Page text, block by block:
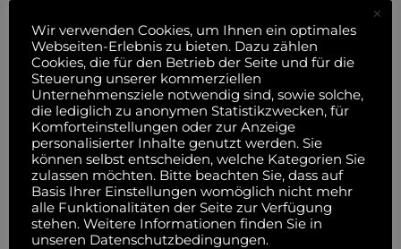
Geschenkset: 200ml
Flachmann mit Trichter,
Etui aus Leder für vier
Schnapsgläser in einer
Holzkiste in rustikaler Optik
Wir verwenden Cookies, um Ihnen ein optimales
Webseiten-Erlebnis zu bieten. Dazu zählen
Cookies, die für den Betrieb der Seite und für die
Steuerung unserer kommerziellen
Unternehmensziele notwendig sind, sowie solche,
die lediglich zu anonymen Statistikzwecken, für
Komforteinstellungen oder zur Anzeige
personalisierter Inhalte genutzt werden. Sie
können selbst entscheiden, welche Kategorien Sie
zulassen möchten. Bitte beachten Sie, dass auf
Basis Ihrer Einstellungen womöglich nicht mehr
alle Funktionalitäten der Seite zur Verfügung
stehen. Weitere Informationen finden Sie in
unseren Datenschutzbedingungen.
×